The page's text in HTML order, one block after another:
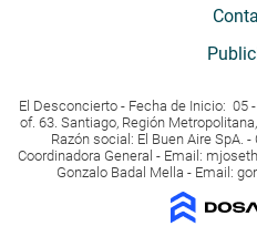
El Desconcierto - Fecha de Inicio: 05
of. 63. Santiago, Región
Razón social: El Buen Aire SpA.
Coordinadora General - Email:
Gonzalo Badal Mella - Email: